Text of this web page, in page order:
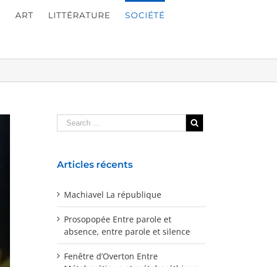
ART LITTÉRATURE SOCIÉTÉ
Articles récents
Machiavel La république
Prosopopée Entre parole et
absence, entre parole et silence
Fenêtre d’Overton Entre